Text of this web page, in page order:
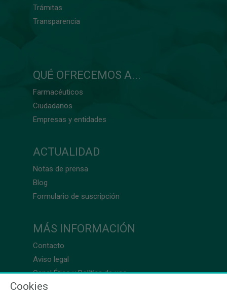
Trámitas
Transparencia
QUÉ OFRECEMOS A...
Farmacéuticos
Ciudadanos
Empresas y entidades
ACTUALIDAD
Notas de prensa
Blog
Formulario de suscripción
MÁS INFORMACIÓN
Contacto
Aviso legal
Canal Ético y Política de uso
Cookies